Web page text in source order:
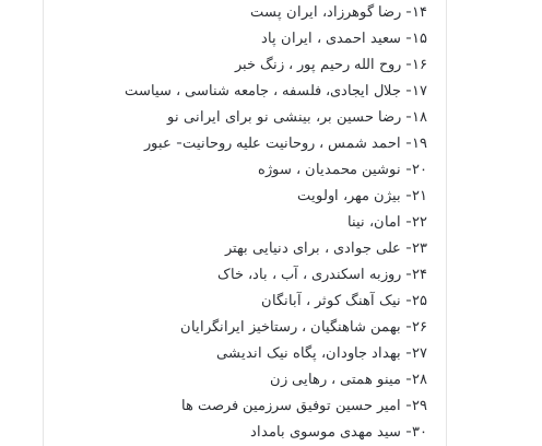
۱۴- رضا گوهرزاد، ایران پست
۱۵- سعید احمدی ، ایران پاد
۱۶- روح الله رحیم پور ، زنگ خبر
۱۷- جلال ایجادی، فلسفه ، جامعه شناسی ، سیاست
۱۸- رضا حسین بر، بینشی نو برای ایرانی نو
۱۹- احمد شمس ، روحانیت علیه روحانیت- عبور
۲۰- نوشین محمدیان ، سوژه
۲۱- بیژن مهر، اولویت
۲۲- امان، نینا
۲۳- علی جوادی ، برای دنیایی بهتر
۲۴- روزبه اسکندری ، آب ، باد، خاک
۲۵- نیک آهنگ کوثر ، آبانگان
۲۶- بهمن شاهنگیان ، رستاخیز ایرانگرایان
۲۷- بهداد جاودان، پگاه نیک اندیشی
۲۸- مینو همتی ، رهایی زن
۲۹- امیر حسین توفیق سرزمین فرصت ها
۳۰- سید مهدی موسوی بامداد